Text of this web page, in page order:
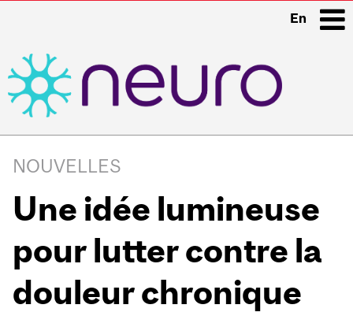
En
navigation
NOUVELLES
Une idée lumineuse
pour lutter contre la
douleur chronique